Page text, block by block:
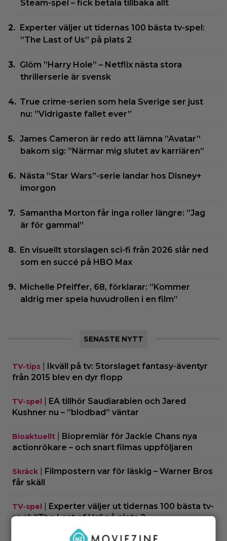
Steam-spel – fick betala tillbaka allt
Experter väljer ut tidernas 100 bästa tv-spel:
”The Last of Us” på plats 2
Glöm ”Harry Hole” – Netflix nästa stora
thrillerserie är svensk
True crime-serien som hela Sverige ser just
nu: ”Vidrigaste fallet ever”
James Cameron är redo att lämna ”Avatar”
bakom sig: ”Närmar mig slutet av karriären”
Nästa ”Star Wars”-serie landar hos Disney+
imorgon
Samantha Morton får inga roller längre: ”Jag
är för gammal”
En visuellt storslagen sci-fi från 2026 slår ned
som en succé på HBO Max
Michelle Pfeiffer, 68, förklarar: ”Kommer
aldrig mer spela huvudrollen i en film”
SENASTE NYTT
TV-tips
Ikväll på tv: Storslaget fantasy-äventyr
från 2015 blev en dyr flopp
TV-spel
EA tillhör Saudiarabien och Jared
Kushner nu – ”blodbad” väntar
Bioaktuellt
Biopremiär för Jackie Chans nya
actionrökare – och snart filmas uppföljaren
Skräck
Filmpostern var för läskig – Warner Bros
får skäll
TV-spel
Experter väljer ut tidernas 100 bästa tv-
spel: ”The Last of Us” på plats 2